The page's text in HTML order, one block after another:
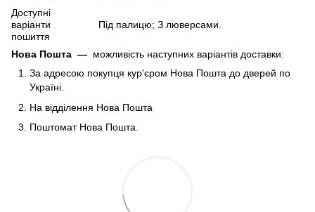
Доступні
варіанти
пошиття
Під палицю; З люверсами.
Нова Пошта — можливість наступних варіантів доставки:
За адресою покупця кур'єром Нова Пошта до дверей по
Україні.
На відділення Нова Пошта
Поштомат Нова Пошта.